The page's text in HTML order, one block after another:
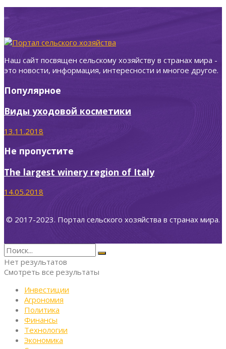
Наш сайт посвящен сельскому хозяйству в странах мира -
это новости, информация, интересности и многое другое.
Популярное
Виды уходовой косметики
13.11.2018
Не пропустите
The largest winery region of Italy
14.05.2018
© 2017-2023. Портал сельского хозяйства в странах мира.
Нет результатов
Смотреть все результаты
Инвестиции
Агрономия
Политика
Финансы
Технологии
Экономика